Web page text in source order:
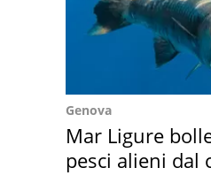
Genova
Mar Ligure
pesci alieni dal